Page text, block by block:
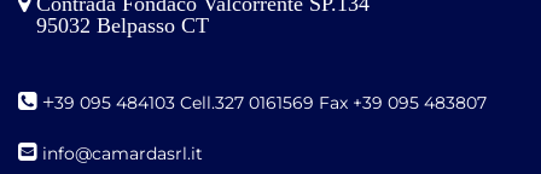
95032 Belpasso CT
+39 095 484103 Cell.327 0161569 Fax +39 095 483807
info@camardasrl.it